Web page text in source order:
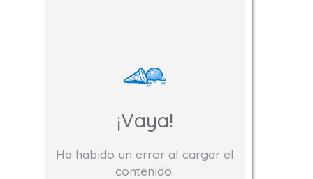
¡Vaya!
Ha habido un error al cargar el
contenido.